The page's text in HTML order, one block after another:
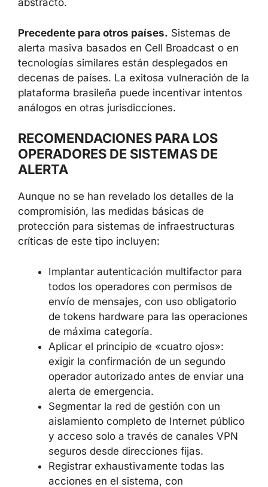
regularidad inundaciones y deslizamientos de
un riesgo abstracto.
Precedente para otros países.Sistemas de
alerta masiva basados en Cell Broadcast o en
tecnologías similares están desplegados en
decenas de países. La exitosa vulneración de
intentos análogos en otras jurisdicciones.
RECOMENDACIONES PARA LOS
OPERADORES DE SISTEMAS DE
ALERTA
Aunque no se han revelado los detalles de la
compromisión, las medidas básicas de
críticas de este tipo incluyen:
Implantar autenticación multifactor
para todos los operadores con
permisos de envío de mensajes, con
uso obligatorio de tokens hardware
para las operaciones de máxima
categoría.
Aplicar el principio de «cuatro ojos»:
exigir la confirmación de un segundo
operador autorizado antes de enviar
una alerta de emergencia.
Segmentar la red de gestión con un
aislamiento completo de Internet